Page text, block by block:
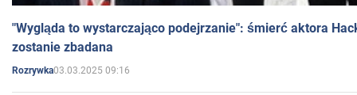
"Wygląda to wystarczająco podejrzanie": śmierć aktora
zostanie zbadana
Rozrywka03.03.2025 09:16